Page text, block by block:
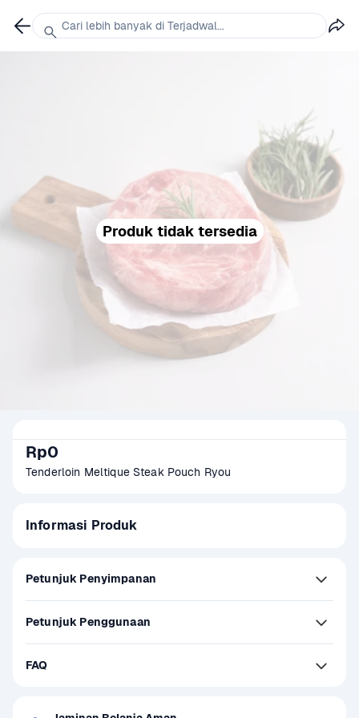
Produk tidak tersedia
Rp0
Tenderloin Meltique Steak Pouch Ryou
Informasi Produk
Petunjuk Penyimpanan
Petunjuk Penggunaan
FAQ
Cari lebih banyak di Terjadwal...